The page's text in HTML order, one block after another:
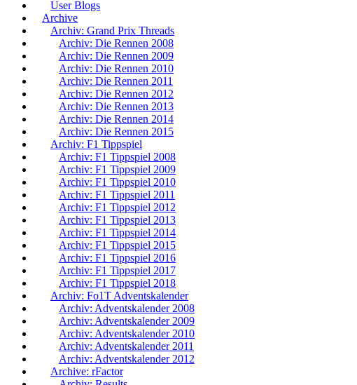
User Blogs
Archive
Archiv: Grand Prix Threads
Archiv: Die Rennen 2008
Archiv: Die Rennen 2009
Archiv: Die Rennen 2010
Archiv: Die Rennen 2011
Archiv: Die Rennen 2012
Archiv: Die Rennen 2013
Archiv: Die Rennen 2014
Archiv: Die Rennen 2015
Archiv: F1 Tippspiel
Archiv: F1 Tippspiel 2008
Archiv: F1 Tippspiel 2009
Archiv: F1 Tippspiel 2010
Archiv: F1 Tippspiel 2011
Archiv: F1 Tippspiel 2012
Archiv: F1 Tippspiel 2013
Archiv: F1 Tippspiel 2014
Archiv: F1 Tippspiel 2015
Archiv: F1 Tippspiel 2016
Archiv: F1 Tippspiel 2017
Archiv: F1 Tippspiel 2018
Archiv: Fo1T Adventskalender
Archiv: Adventskalender 2008
Archiv: Adventskalender 2009
Archiv: Adventskalender 2010
Archiv: Adventskalender 2011
Archiv: Adventskalender 2012
Archive: rFactor